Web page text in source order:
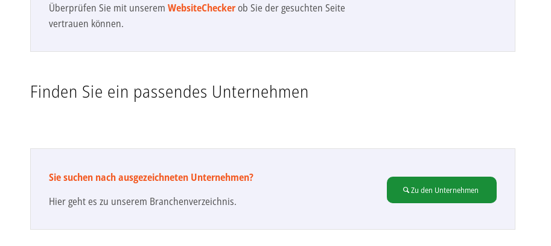
Überprüfen Sie mit unserem WebsiteCheckerob Sie der gesuchten Seite
vertrauen können.
Finden Sie ein passendes Unternehmen
Sie suchen nach ausgezeichneten Unternehmen?
Hier geht es zu unserem Branchenverzeichnis.
Zu den Unternehmen